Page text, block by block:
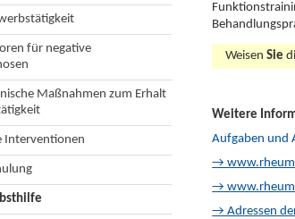
für negative
Maßnahmen zum Erhalt
Interventionen
WeisenSie
Weitere
Aufgaben und
→
→
→ Adressen